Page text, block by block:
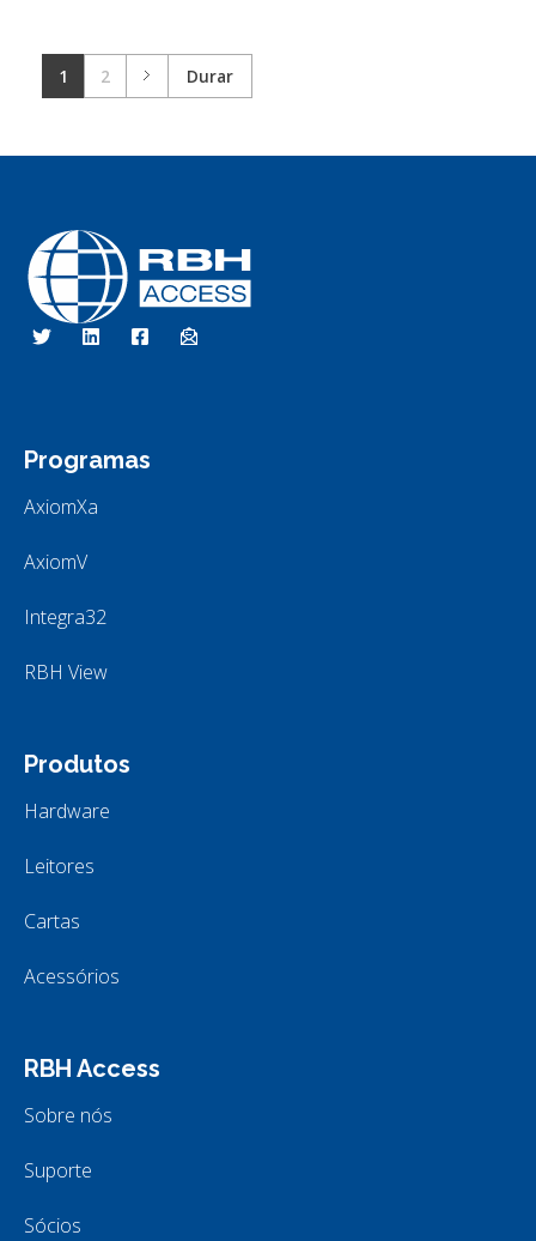
1 2 Durar
RBH Access Technologies
Nós somos o Controle de Acesso
Programas
AxiomXa
AxiomV
Integra32
RBH View
Produtos
Hardware
Leitores
Cartas
Acessórios
RBH Access
Sobre nós
Suporte
Sócios